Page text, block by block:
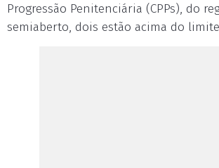
Progressão Penitenciária (CPPs), do
semiaberto, dois estão acima do